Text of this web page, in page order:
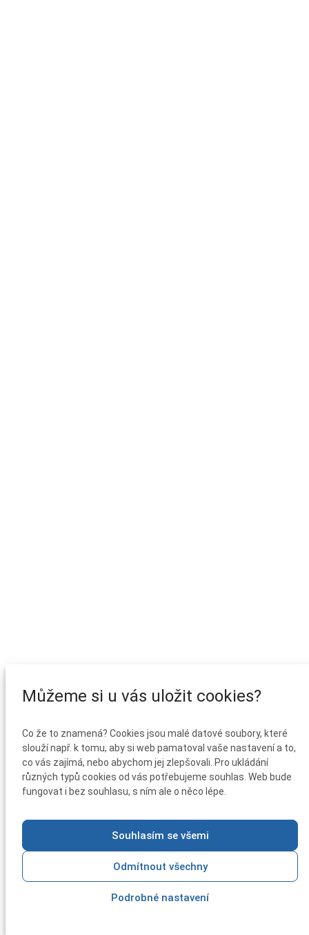
Můžeme si u vás uložit cookies?
Co že to znamená? Cookies jsou malé datové soubory, které
slouží např. k tomu, aby si web pamatoval vaše nastavení a to,
co vás zajímá, nebo abychom jej zlepšovali. Pro ukládání
různých typů cookies od vás potřebujeme souhlas. Web bude
fungovat i bez souhlasu, s ním ale o něco lépe.
Souhlasím se všemi
Odmítnout všechny
Podrobné nastavení